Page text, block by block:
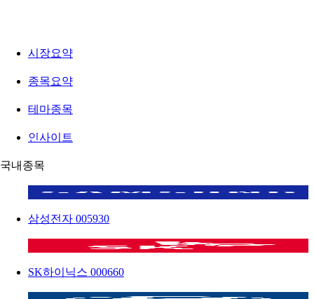
시장요약
종목요약
테마종목
인사이트
국내종목
삼성전자 005930
SK하이닉스 000660